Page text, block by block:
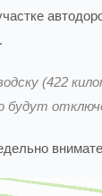
(422
будут